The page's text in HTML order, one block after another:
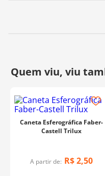
Caneta Esferográfica Faber-
Castell Trilux
A partir de: R$ 2,50